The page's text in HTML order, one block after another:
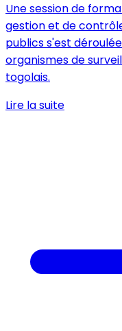
Une session de
gestion et de
publics s'est
organismes de
togolais.
Lire la suite